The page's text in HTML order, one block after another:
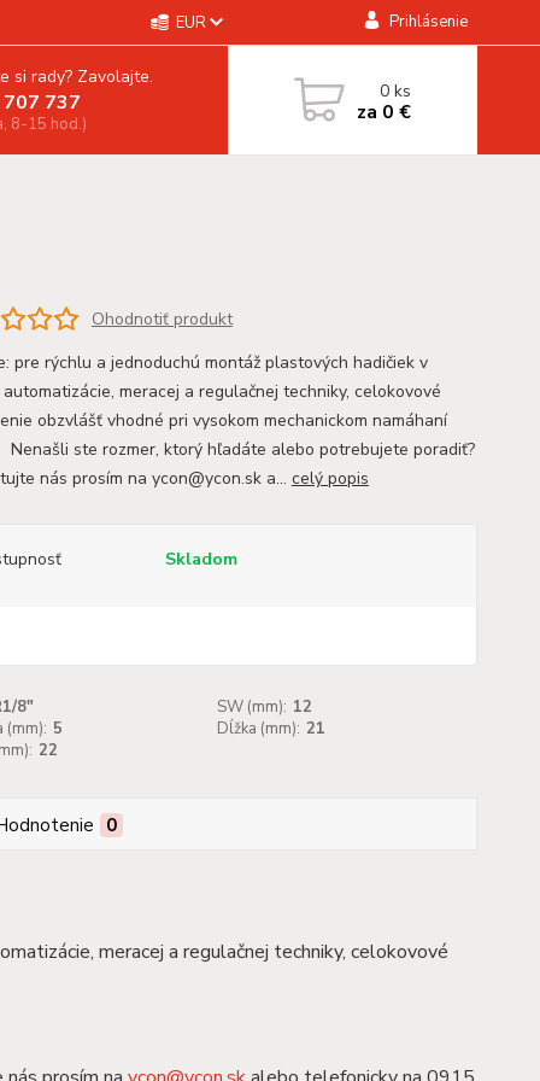
EUR Prihlásenie
si rady? Zavolajte.
737
8-15 hod.)
0ks
za 0 €
Ohodnotiť produkt
pre rýchlu a jednoduchú montáž plastových hadičiek v
meracej a regulačnej techniky, celokovové
obzvlášť vhodné pri vysokom mechanickom namáhaní
ste rozmer, ktorý hľadáte alebo potrebujete poradiť?
nás prosím na ycon@ycon.sk a... celý popis
Skladom
8" SW (mm): 12
(mm): 5 Dĺžka (mm): 21
22
0
meracej a regulačnej techniky, celokovové